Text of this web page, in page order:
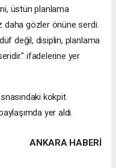
üstün planlama
daha gözler önüne serdi.
değil, disiplin, planlama
ifadelerine yer
kokpit
yer aldı.
ANKARA HABERİ